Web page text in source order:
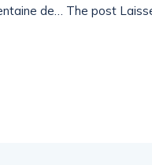
de… The post